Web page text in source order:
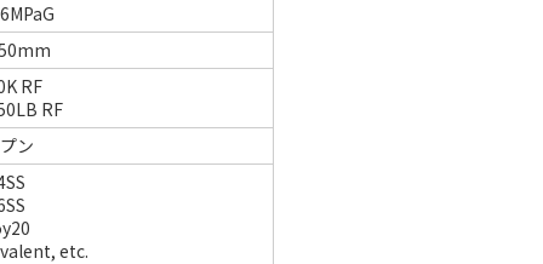
RF
RF
ン
etc.